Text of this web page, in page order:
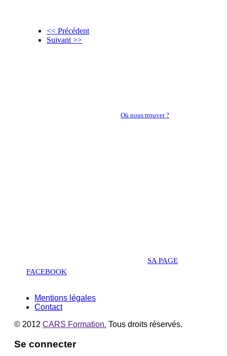
<< Précédent
Suivant >>
Où nous trouver ?
SA PAGE
FACEBOOK
Mentions légales
Contact
© 2012 CARS Formation. Tous droits réservés.
Se connecter